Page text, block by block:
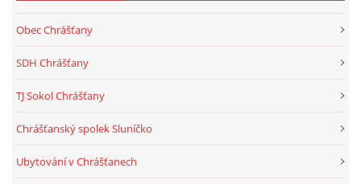
Obec Chrášťany
SDH Chrášťany
TJ Sokol Chrášťany
Chrášťanský spolek Sluníčko
Ubytování v Chrášťanech